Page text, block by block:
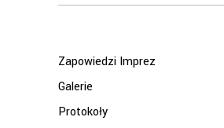
Zapowiedzi Imprez
Galerie
Protokoły